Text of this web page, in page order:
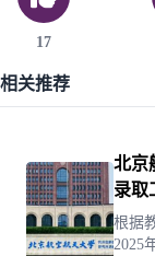
17
相关推荐
北京
录取
根据
2025